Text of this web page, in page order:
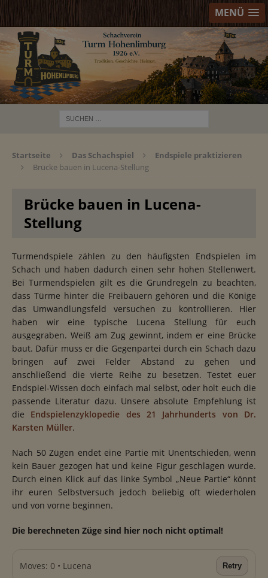
MENÜ
Startseite Das Schachspiel
Endspiele praktizieren
Brücke bauen in Lucena-Stellung
Brücke bauen in Lucena-
Stellung
Turmendspiele zählen zu den häufigsten Endspielen im
Schach und haben dadurch einen sehr hohen Stellenwert.
Bei Turmendspielen gilt es die Grundregeln zu beachten,
dass Türme hinter die Freibauern gehören und die Könige
das Umwandlungsfeld versuchen zu kontrollieren. Hier
haben wir eine typische Lucena Stellung für euch
ausgegraben. Weiß am Zug gewinnt, indem er eine Brücke
baut. Dafür muss er die Gegenpartei durch ein Schach dazu
bringen auf zwei Felder Abstand zu gehen und
anschließend die vierte Reihe zu besetzen. Testet euer
Endspiel-Wissen doch einfach mal selbst, oder holt euch die
passende Literatur dazu. Unsere absolute Empfehlung ist
die Endspielenzyklopedie des 21 Jahrhunderts von Dr.
Karsten Müller.
Nach 50 Zügen endet eine Partie mit Unentschieden, wenn
kein Bauer gezogen hat und keine Figur geschlagen wurde.
Durch einen Klick auf das linke Symbol „Neue Partie“ könnt
ihr euren Selbstversuch jedoch beliebig oft wiederholen
und von vorne beginnen.
Die berechneten Züge sind hier noch nicht optimal!
Moves: 0 • Lucena Retry